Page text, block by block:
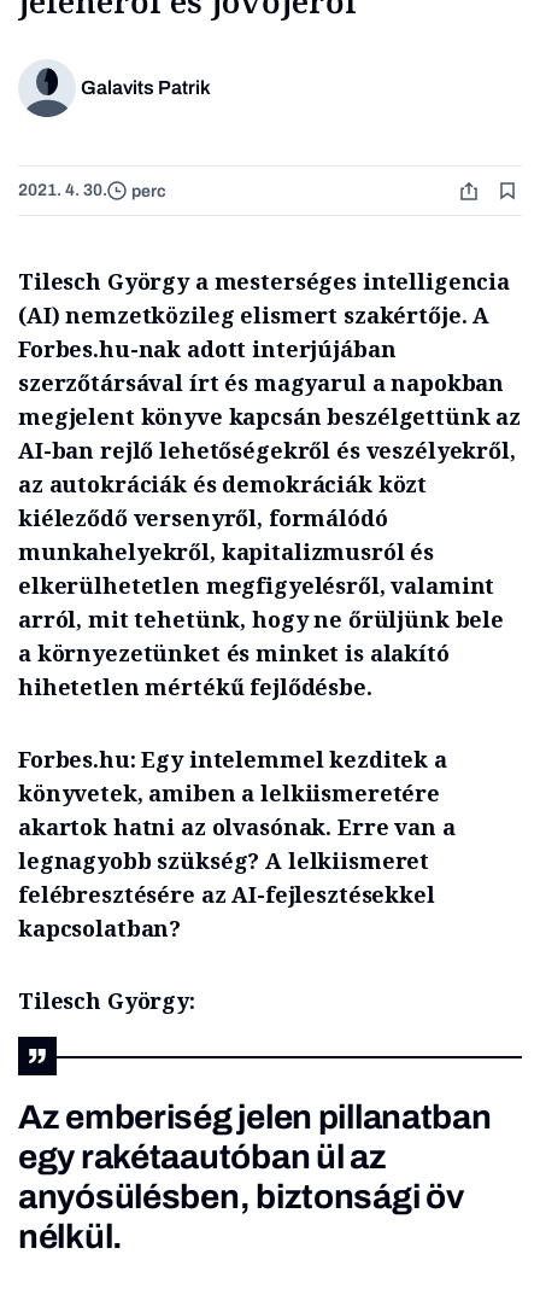
Galavits Patrik
2021. 4. 30. perc
Tilesch György a mesterséges intelligencia
(AI) nemzetközileg elismert szakértője. A
Forbes.hu-nak adott interjújában
szerzőtársával írt és magyarul a napokban
megjelent könyve kapcsán beszélgettünk az
AI-ban rejlő lehetőségekről és veszélyekről,
az autokráciák és demokráciák közt
kiéleződő versenyről, formálódó
munkahelyekről, kapitalizmusról és
elkerülhetetlen megfigyelésről, valamint
arról, mit tehetünk, hogy ne őrüljünk bele
a környezetünket és minket is alakító
hihetetlen mértékű fejlődésbe.
Forbes.hu: Egy intelemmel kezditek a
könyvetek, amiben a lelkiismeretére
akartok hatni az olvasónak. Erre van a
legnagyobb szükség? A lelkiismeret
felébresztésére az AI-fejlesztésekkel
kapcsolatban?
Tilesch György:
Az emberiség jelen pillanatban
egy rakétaautóban ül az
anyósülésben, biztonsági öv
nélkül.